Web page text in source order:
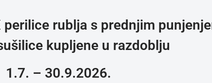
perilice rublja s prednjim
kupljene u razdoblju
1.7. – 30.9.2026.